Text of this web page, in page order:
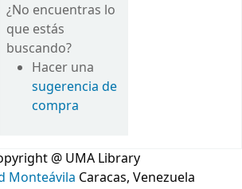
¿No encuentras lo
que estás
buscando?
Hacer una
sugerencia de
compra
@ UMA Library
Monteávila Caracas, Venezuela